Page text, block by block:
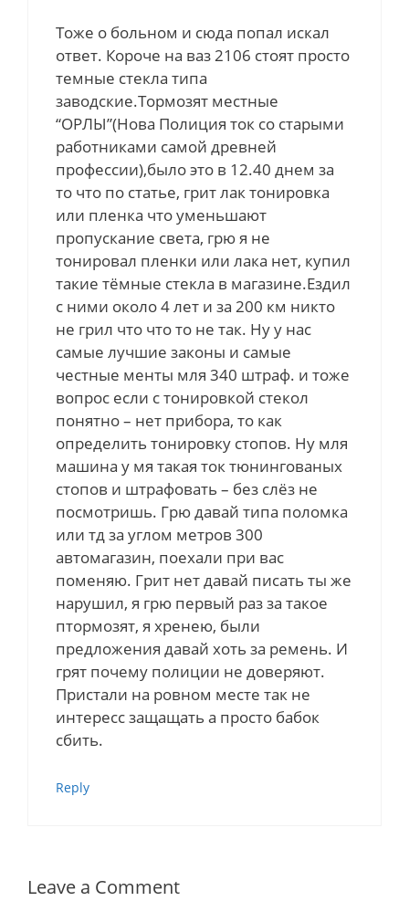
Тоже о больном и сюда попал искал
ответ. Короче на ваз 2106 стоят просто
темные стекла типа
заводские.Тормозят местные
“ОРЛЫ”(Нова Полиция ток со старыми
работниками самой древней
профессии),было это в 12.40 днем за
то что по статье, грит лак тонировка
или пленка что уменьшают
пропускание света, грю я не
тонировал пленки или лака нет, купил
такие тёмные стекла в магазине.Ездил
с ними около 4 лет и за 200 км никто
не грил что что то не так. Ну у нас
самые лучшие законы и самые
честные менты мля 340 штраф. и тоже
вопрос если с тонировкой стекол
понятно – нет прибора, то как
определить тонировку стопов. Ну мля
машина у мя такая ток тюнингованых
стопов и штрафовать – без слёз не
посмотришь. Грю давай типа поломка
или тд за углом метров 300
автомагазин, поехали при вас
поменяю. Грит нет давай писать ты же
нарушил, я грю первый раз за такое
птормозят, я хренею, были
предложения давай хоть за ремень. И
грят почему полиции не доверяют.
Пристали на ровном месте так не
интересс защащать а просто бабок
сбить.
Reply
Leave a Comment